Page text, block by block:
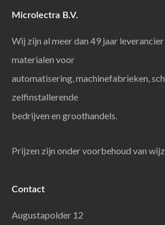
Microlectra B.V.
Wij zijn al meer dan 49 jaar
materialen voor
automatisering, machinefabrieken,
zelfinstallerende
bedrijven en groothandels.
Prijzen zijn onder voorbehoud van
Contact
Augustapolder 12